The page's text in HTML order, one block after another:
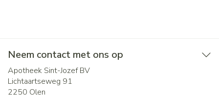
Neem contact met ons op
Apotheek Sint-Jozef BV
Lichtaartseweg 91
2250 Olen